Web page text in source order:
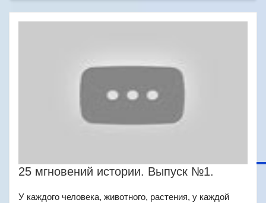
25 мгновений истории. Выпуск №1.
У каждого человека, животного, растения, у каждой